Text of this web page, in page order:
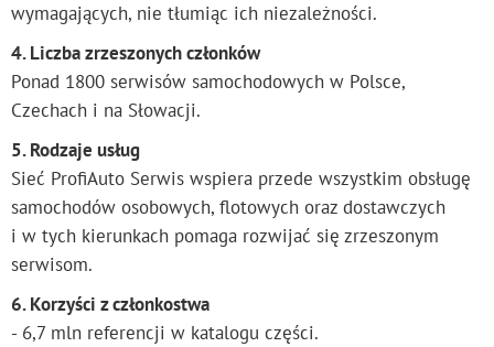
wymagających, nie tłumiąc ich niezależności.
4. Liczba zrzeszonych członków
Ponad 1800 serwisów samochodowych w Polsce,
Czechach i na Słowacji.
5. Rodzaje usług
Sieć ProfiAuto Serwis wspiera przede wszystkim obsługę
samochodów osobowych, flotowych oraz dostawczych
i w tych kierunkach pomaga rozwijać się zrzeszonym
serwisom.
6. Korzyści z członkostwa
- 6,7 mln referencji w katalogu części.